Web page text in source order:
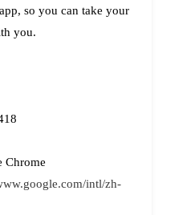
so you can take your
you.
Chrome
intl/zh-